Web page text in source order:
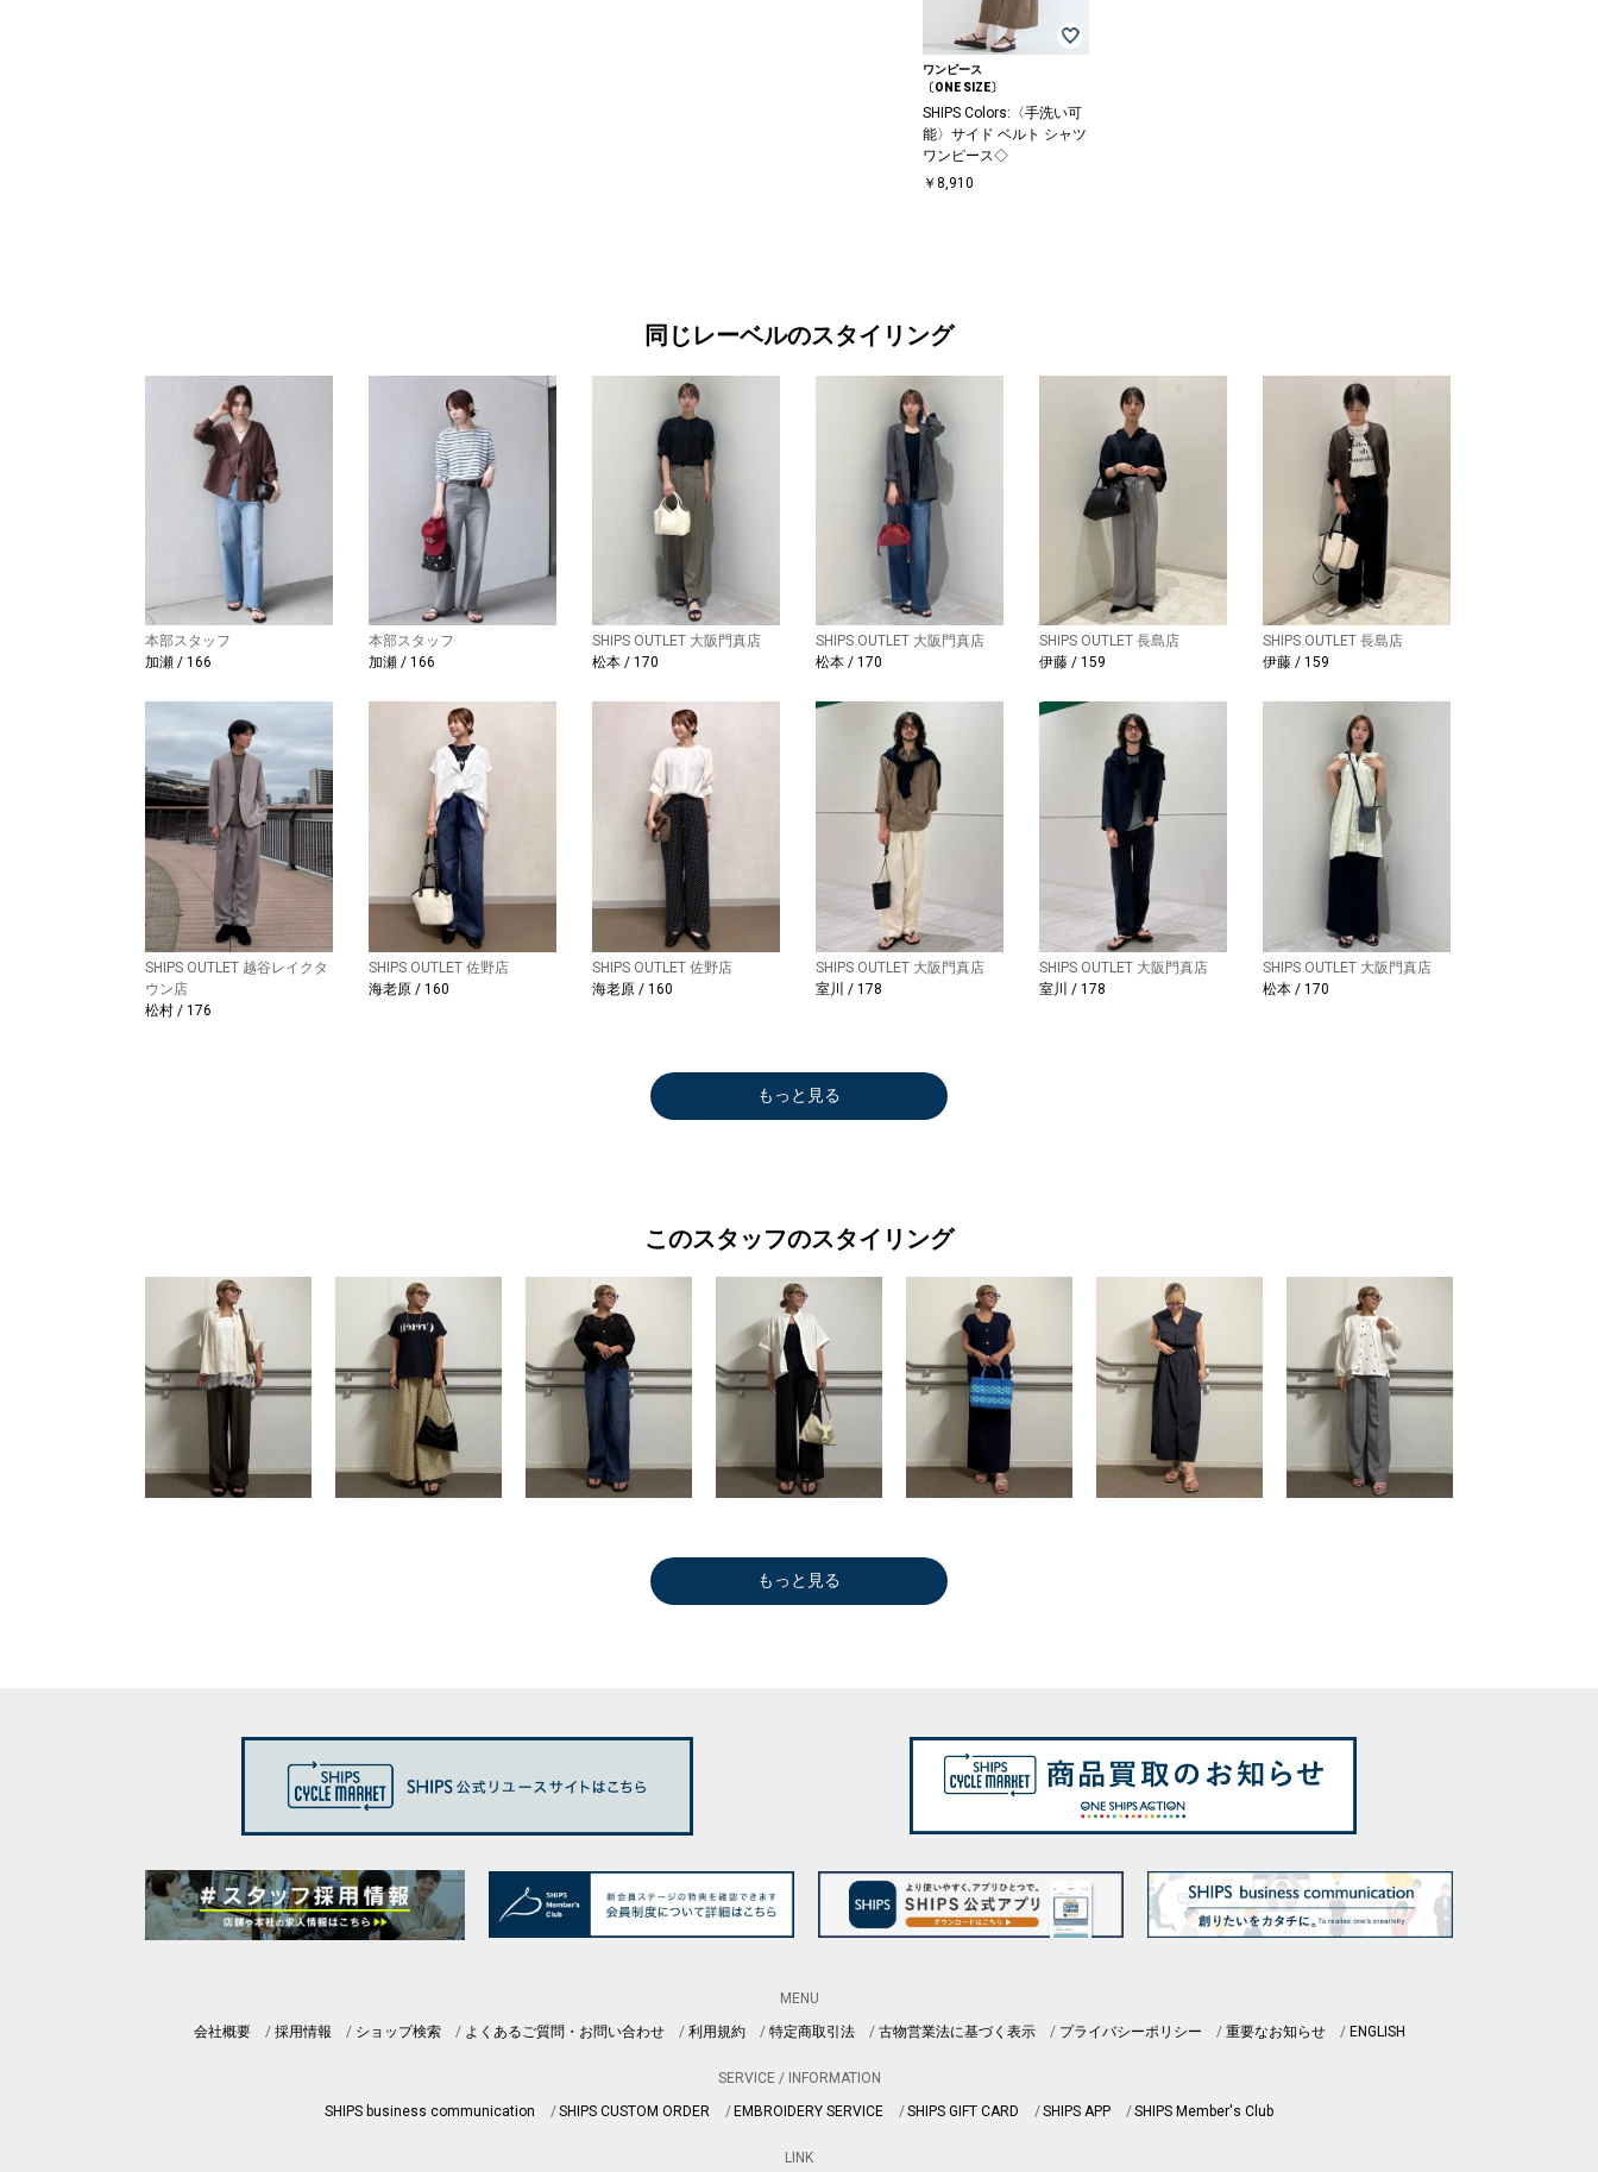
ワンピース
〔ONE SIZE〕
SHIPS Colors:〈手洗い可
能〉サイド ベルト シャツ
ワンピース◇
￥8,910
同じレーベルのスタイリング
本部スタッフ
加瀬 / 166
本部スタッフ
加瀬 / 166
SHIPS OUTLET 大阪門真店
松本 / 170
SHIPS OUTLET 大阪門真店
松本 / 170
SHIPS OUTLET 長島店
伊藤 / 159
SHIPS OUTLET 長島店
伊藤 / 159
SHIPS OUTLET 越谷レイクタ
ウン店
松村 / 176
SHIPS OUTLET 佐野店
海老原 / 160
SHIPS OUTLET 佐野店
海老原 / 160
SHIPS OUTLET 大阪門真店
室川 / 178
SHIPS OUTLET 大阪門真店
室川 / 178
SHIPS OUTLET 大阪門真店
松本 / 170
もっと見る
このスタッフのスタイリング
もっと見る
MENU
会社概要
採用情報 ショップ検索 よくあるご質問・お問い合わせ 利用規約 特定商取引法 古物営業法に基づく表示 プライバシーポリシー 重要なお知らせ ENGLISH
SERVICE / INFORMATION
SHIPS business communication
SHIPS CUSTOM ORDER EMBROIDERY SERVICE SHIPS GIFT CARD SHIPS APP SHIPS Member's Club
LINK